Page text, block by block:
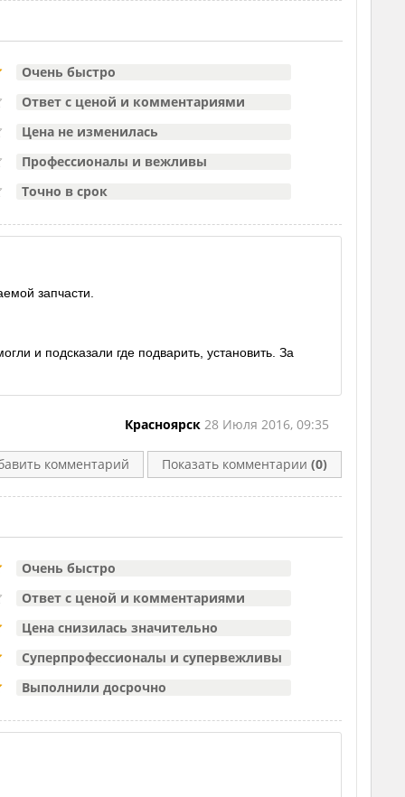
Очень быстро
Ответ с ценой и комментариями
Цена не изменилась
Профессионалы и вежливы
Точно в срок
запчасти.
и подсказали где подварить, установить. За
Красноярск28 Июля 2016, 09:35
комментарий Показать комментарии (0)
Очень быстро
Ответ с ценой и комментариями
Цена снизилась значительно
Суперпрофессионалы и супервежливы
Выполнили досрочно